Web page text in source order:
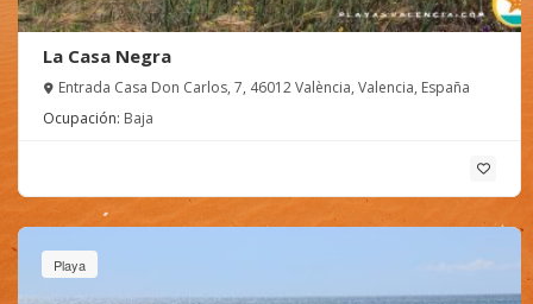
La Casa Negra
Entrada Casa Don Carlos, 7, 46012 València, Valencia, España
Ocupación: Baja
Playa